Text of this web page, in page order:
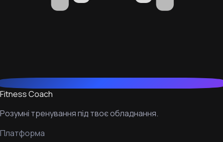
Fitness Coach
Розумні тренування під твоє обладнання.
Платформа